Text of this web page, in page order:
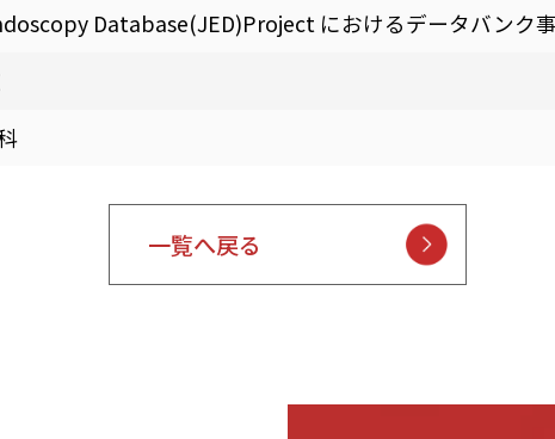
Database(JED)Project におけるデータバンク
一覧へ戻る